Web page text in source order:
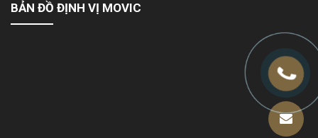
BẢN ĐỒ ĐỊNH VỊ MOVIC